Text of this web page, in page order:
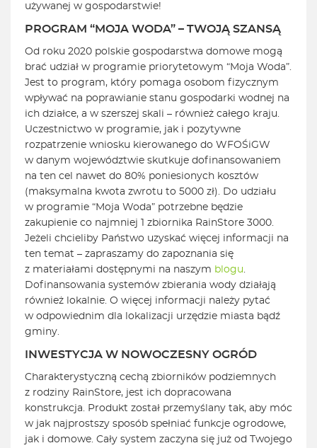
używanej w gospodarstwie!
PROGRAM “MOJA WODA” – TWOJĄ SZANSĄ
Od roku 2020 polskie gospodarstwa domowe mogą
brać udział w programie priorytetowym “Moja Woda”.
Jest to program, który pomaga osobom fizycznym
wpływać na poprawianie stanu gospodarki wodnej na
ich działce, a w szerszej skali – również całego kraju.
Uczestnictwo w programie, jak i pozytywne
rozpatrzenie wniosku kierowanego do WFOŚiGW
w danym województwie skutkuje dofinansowaniem
na ten cel nawet do 80% poniesionych kosztów
(maksymalna kwota zwrotu to 5000 zł). Do udziału
w programie “Moja Woda” potrzebne będzie
zakupienie co najmniej 1 zbiornika RainStore 3000.
Jeżeli chcieliby Państwo uzyskać więcej informacji na
ten temat – zapraszamy do zapoznania się
z materiałami dostępnymi na naszym blogu.
Dofinansowania systemów zbierania wody działają
również lokalnie. O więcej informacji należy pytać
w odpowiednim dla lokalizacji urzędzie miasta bądź
gminy.
INWESTYCJA W NOWOCZESNY OGRÓD
Charakterystyczną cechą zbiorników podziemnych
z rodziny RainStore, jest ich dopracowana
konstrukcja. Produkt został przemyślany tak, aby móc
w jak najprostszy sposób spełniać funkcje ogrodowe,
jak i domowe. Cały system zaczyna się już od Twojego